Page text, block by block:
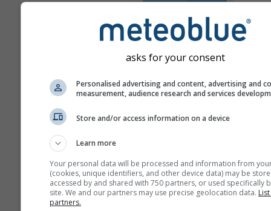
Webcams
Météogrammes
asks for your consent
Personalised advertising and content, advertising and
measurement, audience research and services
Store and/or access information on a device
Learn more
Your personal data will be processed and information from
(cookies, unique identifiers, and other device data) may be
accessed by and shared with 750 partners, or used specifically
site. We and our partners may use precise geolocation data.
partners.